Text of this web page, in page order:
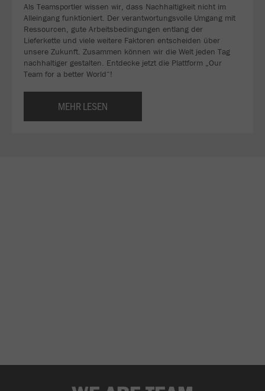
Als Teamsportler wissen wir, dass Nachhaltigkeit nicht im
Alleingang funktioniert. Der verantwortungsvolle Umgang mit
Ressourcen, gute Arbeitsbedingungen entlang der
Lieferkette und viele weitere Faktoren entscheiden über
unsere Zukunft. Zusammen können wir die Welt jeden Tag
nachhaltiger gestalten. Entdecke jetzt die Plattform „Our
Team for a better World“!
MEHR LESEN